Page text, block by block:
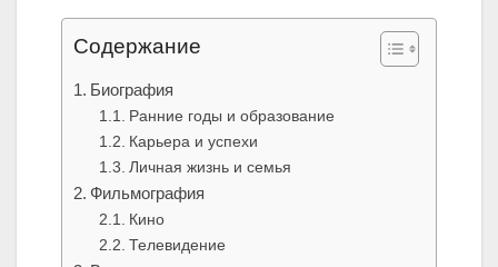
Содержание
Биография
Ранние годы и образование
Карьера и успехи
Личная жизнь и семья
Фильмография
Кино
Телевидение